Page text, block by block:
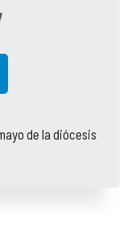
de la diócesis